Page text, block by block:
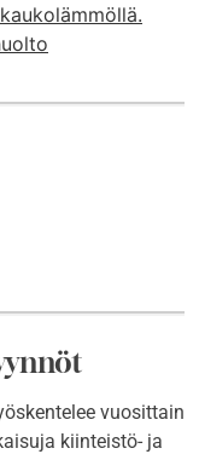
vuosittain
kiinteistö- ja